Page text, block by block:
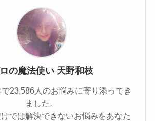
の魔法使い 天野和枝
23,586人のお悩みに寄り添ってき
ました。
では解決できないお悩みをあなた